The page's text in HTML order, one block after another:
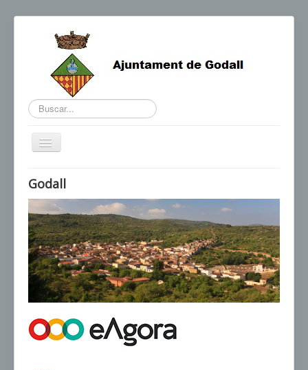
Buscar...
Cambiar
navegación
BENVINGUDA DE L'ALCALDE
AGENDA I NOTÍCIES
HORARIS D'INTERÈS
CONTACTE
TRÀMITS
SEU ELECTRÒNICA
VENDA D'ENTRADES
Godall